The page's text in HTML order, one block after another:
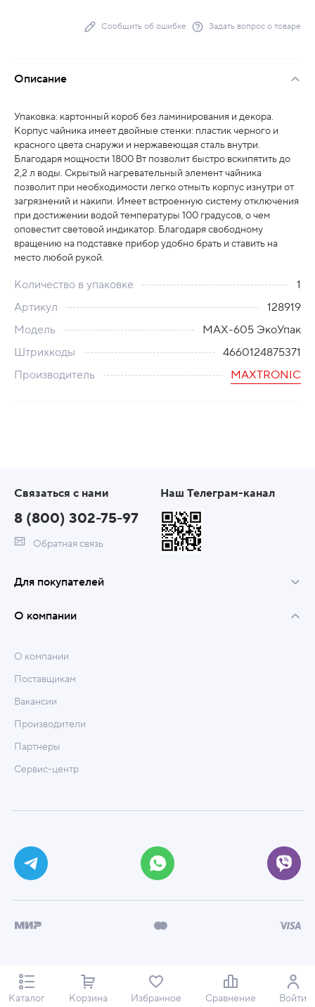
Каталог Корзина Избранное Сравнение Войти
Сообщить об ошибке Задать вопрос о товаре
Описание
Упаковка: картонный короб без ламинирования и декора.
Корпус чайника имеет двойные стенки: пластик черного и
красного цвета снаружи и нержавеющая сталь внутри.
Благодаря мощности 1800 Вт позволит быстро вскипятить до
2,2 л воды. Скрытый нагревательный элемент чайника
позволит при необходимости легко отмыть корпус изнутри от
загрязнений и накипи. Имеет встроенную систему отключения
при достижении водой температуры 100 градусов, о чем
оповестит световой индикатор. Благодаря свободному
вращению на подставке прибор удобно брать и ставить на
место любой рукой.
Количество в упаковке
1
Артикул
128919
Модель
MAX-605 ЭкоУпак
Штрихкоды
4660124875371
Производитель
MAXTRONIC
Связаться с нами
8 (800) 302-75-97
Обратная связь
Наш Телеграм-канал
Для покупателей
О компании
О компании
Поставщикам
Вакансии
Производители
Партнеры
Сервис-центр
© ООО «Техмаркет», 2026
Политика обработки персональных данных